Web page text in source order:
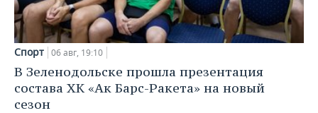
Спорт 06 авг, 19:10
В Зеленодольске прошла презентация
состава ХК «Ак Барс-Ракета» на новый
сезон